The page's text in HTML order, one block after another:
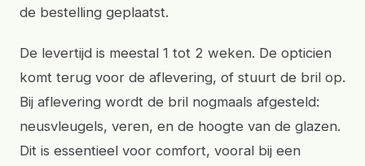
de bestelling geplaatst.
De levertijd is meestal 1 tot 2 weken. De opticien
komt terug voor de aflevering, of stuurt de bril op.
Bij aflevering wordt de bril nogmaals afgesteld:
neusvleugels, veren, en de hoogte van de glazen.
Dit is essentieel voor comfort, vooral bij een